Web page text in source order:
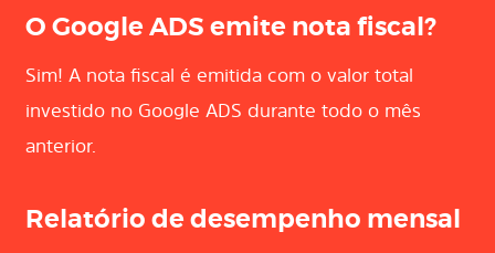
O Google ADS emite nota fiscal?
Sim! A nota fiscal é emitida com o valor total
investido no Google ADS durante todo o mês
anterior.
Relatório de desempenho mensal